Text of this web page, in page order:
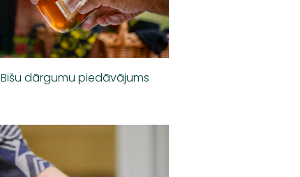
Bišu dārgumu piedāvājums